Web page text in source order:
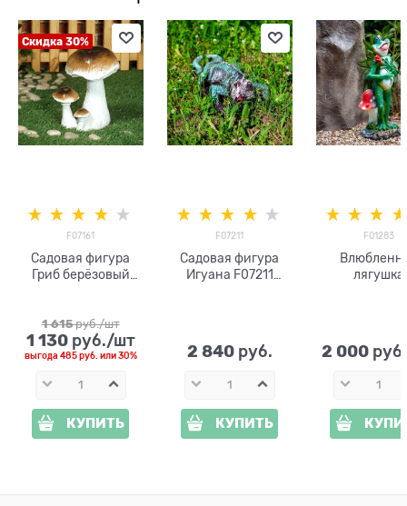
Скидка 30%
F07161
Садовая фигура
Гриб берёзовый
1 615 руб./шт
1 130 руб./шт
выгода 485 руб. или30%
КУПИТЬ
F07211
Садовая фигура
Игуана F07211
2 840 руб.
КУПИТЬ
F01283
лягушка
2 000